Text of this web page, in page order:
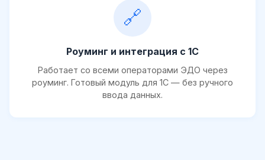
🔗
Роуминг и интеграция с 1С
Работает со всеми операторами ЭДО через
роуминг. Готовый модуль для 1С — без ручного
ввода данных.